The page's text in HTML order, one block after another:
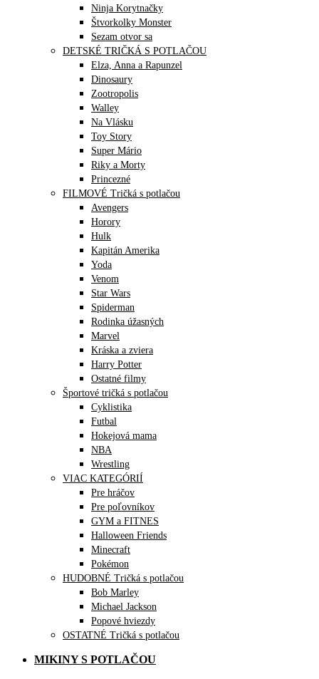
Ninja Korytnačky
Štvorkolky Monster
Sezam otvor sa
DETSKÉ TRIČKÁ S POTLAČOU
Elza, Anna a Rapunzel
Dinosaury
Zootropolis
Walley
Na Vlásku
Toy Story
Super Mário
Riky a Morty
Princezné
FILMOVÉ Tričká s potlačou
Avengers
Horory
Hulk
Kapitán Amerika
Yoda
Venom
Star Wars
Spiderman
Rodinka úžasných
Marvel
Kráska a zviera
Harry Potter
Ostatné filmy
Športové tričká s potlačou
Cyklistika
Futbal
Hokejová mama
NBA
Wrestling
VIAC KATEGÓRIÍ
Pre hráčov
Pre poľovníkov
GYM a FITNES
Halloween Friends
Minecraft
Pokémon
HUDOBNÉ Tričká s potlačou
Bob Marley
Michael Jackson
Popové hviezdy
OSTATNÉ Tričká s potlačou
MIKINY S POTLAČOU